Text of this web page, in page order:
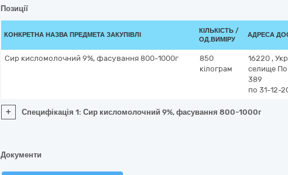
Позиції
КОНКРЕТНА НАЗВА ПРЕДМЕТА ЗАКУПІВЛІ
КІЛЬКІСТЬ /
ОД.ВИМІРУ
АДРЕСА
Сир кисломолочний 9%, фасування 800-1000г
850
кілограм
16220 ,
селище
389
по 31-12-
+ Специфікація 1: Сир кисломолочний 9%, фасування 800-1000г
Документи